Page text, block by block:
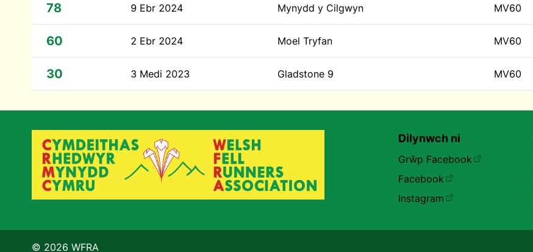
78 9 Ebr 2024 Mynydd y Cilgwyn MV60
60 2 Ebr 2024 Moel Tryfan MV60
30 3 Medi 2023 Gladstone 9 MV60
Dilynwch ni
Grŵp Facebook
Facebook
Instagram
© 2026 WFRA